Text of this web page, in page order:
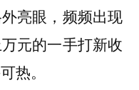
亮眼，频频出现
元的一手打新收
热。